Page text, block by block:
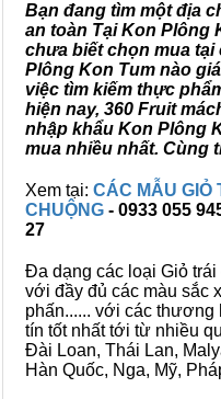
Bạn đang tìm một địa
an toàn Tại Kon Plông
chưa biết chọn mua tại
Plông Kon Tum nào
việc tìm kiếm thực
hiện nay, 360 Fruit
nhập khẩu Kon Plông
mua nhiều nhất. Cùng
Xem tại: CÁC MẪU
CHUỘNG - 0933 055
27
Đa dạng các loại Giỏ
với đầy đủ các màu sắc
phấn...... với các thương
tín tốt nhất tới từ nhiều
Đài Loan, Thái Lan,
Hàn Quốc, Nga, Mỹ,